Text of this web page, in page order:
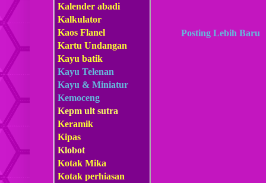
Posting Lebih Baru
Kalender abadi
Kalkulator
Kaos Flanel
Kartu Undangan
Kayu batik
Kayu Telenan
Kayu & Miniatur
Kemoceng
Kepm ult sutra
Keramik
Kipas
Klobot
Kotak Mika
Kotak perhiasan